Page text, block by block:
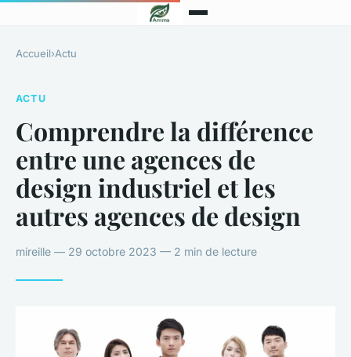
Accueil›Actu
ACTU
Comprendre la différence
entre une agences de
design industriel et les
autres agences de design
mireille — 29 octobre 2023 — 2 min de lecture